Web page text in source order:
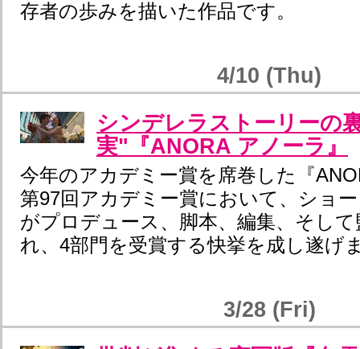
存者の歩みを描いた作品です。
4/10 (Thu)
シンデレラストーリーの
実"『ANORA アノーラ』
今年のアカデミー賞を席巻した『
第97回アカデミー賞において、ショ
がプロデュース、脚本、編集、そし
れ、4部門を受賞する快挙を成し遂げ
3/28 (Fri)